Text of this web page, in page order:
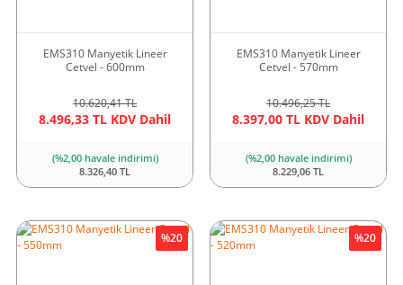
EMS310 Manyetik Lineer
Cetvel - 600mm
10.620,41 TL
8.496,33 TL KDV Dahil
(%2,00 havale indirimi)
8.326,40 TL
EMS310 Manyetik Lineer
Cetvel - 570mm
10.496,25 TL
8.397,00 TL KDV Dahil
(%2,00 havale indirimi)
8.229,06 TL
%20 %20